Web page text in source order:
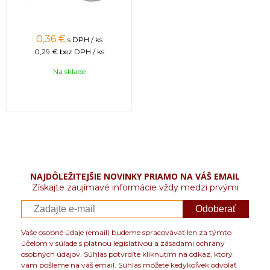
0,36 € s DPH / ks
0,29 € bez DPH / ks
Na sklade
NAJDÔLEŽITEJŠIE NOVINKY PRIAMO NA VÁŠ EMAIL
Získajte zaujímavé informácie vždy medzi prvými
Odoberať
Vaše osobné údaje (email) budeme spracovávať len za týmto
účelom v súlade s platnou legislatívou a zásadami ochrany
osobných údajov. Súhlas potvrdíte kliknutím na odkaz, ktorý
vám pošleme na váš email. Súhlas môžete kedykoľvek odvolať